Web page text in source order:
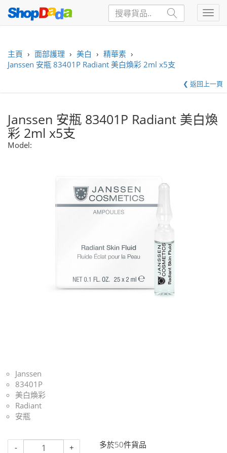
主頁 › 面部護理 › 美白 › 精華素 ›
Janssen 安瓶 83401P Radiant 美白煥彩 2ml x5支
❮ 返回上一頁
Janssen 安瓶 83401P Radiant 美白煥
彩 2ml x5支
Model:
Janssen
83401P
美白煥彩
Radiant
安瓶
- + 多於50件貨品